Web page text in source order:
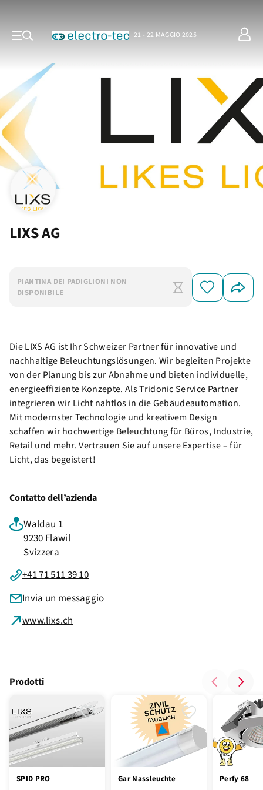
21 - 22 MAGGIO 2025
LIXS AG
PIANTINA DEI PADIGLIONI NON
DISPONIBILE
Die LIXS AG ist Ihr Schweizer Partner für innovative und
nachhaltige Beleuchtungslösungen. Wir begleiten Projekte
von der Planung bis zur Abnahme und bieten individuelle,
energieeffiziente Konzepte. Als Tridonic Service Partner
integrieren wir Licht nahtlos in die Gebäudeautomation.
Mit modernster Technologie und kreativem Design
schaffen wir hochwertige Beleuchtung für Büros, Industrie,
Retail und mehr. Vertrauen Sie auf unsere Expertise – für
Licht, das begeistert!
Contatto dell’azienda
Waldau 1
9230 Flawil
Svizzera
+41 71 511 39 10
Invia un messaggio
www.lixs.ch
SPID PRO Gar Nassleuchte Perfy 68
Prodotti